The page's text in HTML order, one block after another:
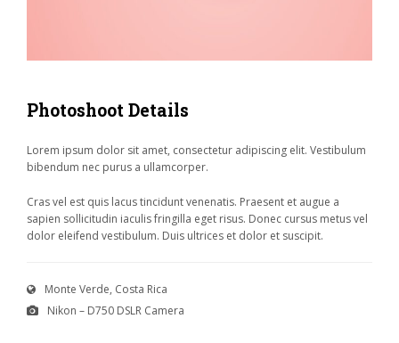
Photoshoot Details
Lorem ipsum dolor sit amet, consectetur adipiscing elit. Vestibulum
bibendum nec purus a ullamcorper.
Cras vel est quis lacus tincidunt venenatis. Praesent et augue a
sapien sollicitudin iaculis fringilla eget risus. Donec cursus metus vel
dolor eleifend vestibulum. Duis ultrices et dolor et suscipit.
Monte Verde, Costa Rica
Nikon – D750 DSLR Camera